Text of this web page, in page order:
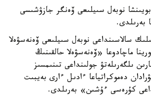
بويىنشا نوبەل سىيلىعى ۆەنگر جازۋشىسى
بەرىلدى.
سالاسىنداعى نوبەل سىيلىعى ۆەنەسۋەلا
ماچادوعا «ۆەنەسۋەلا حالقىنىڭ
ىلگەرىلەتۋ جولىنداعى تىنىمسىز
دەموكراتياعا ءادىل ءارى بەيبىت
كۇرەسى ءۇشىن» بەرىلدى.